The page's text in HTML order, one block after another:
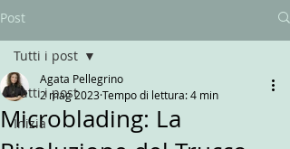
Post
Tutti i post
Inizia
Tutti i post
Microblading: La
Agata Pellegrino
2 mag 2023Tempo di lettura: 4 min